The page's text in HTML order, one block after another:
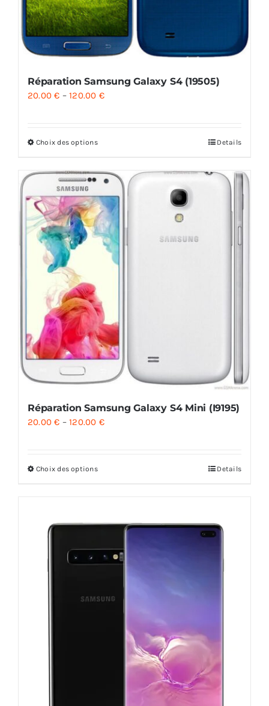
Réparation Samsung Galaxy S4 (19505)
20.00€ –120.00 €
Choix des options Details
Réparation Samsung Galaxy S4 Mini (I9195)
20.00€ –120.00 €
Choix des options Details